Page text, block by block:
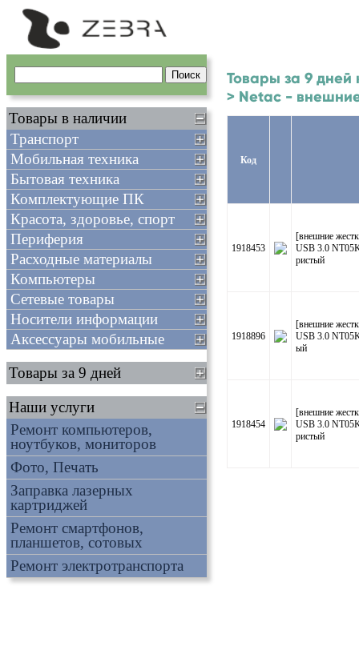
Товары за 9 дней
> Netac -
Код
1918453
[внешние
USB 3.0
ристый
1918896
[внешние
USB 3.0
ый
1918454
[внешние
USB 3.0
ристый
Товары в наличии
Транспорт
Мобильная техника
Бытовая техника
Комплектующие ПК
Красота, здоровье, спорт
Периферия
Расходные материалы
Компьютеры
Сетевые товары
Носители информации
Аксессуары мобильные
Товары за 9 дней
Наши услуги
Ремонт компьютеров,
ноутбуков, мониторов
Фото, Печать
Заправка лазерных
картриджей
Ремонт смартфонов,
планшетов, сотовых
Ремонт электротранспорта